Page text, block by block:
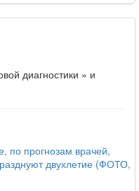
диагностики » и